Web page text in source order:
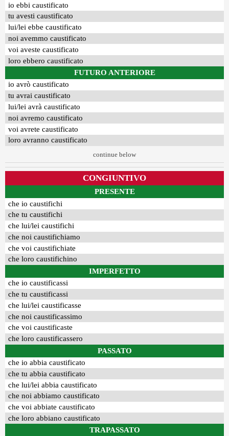
io ebbi caustificato
tu avesti caustificato
lui/lei ebbe caustificato
noi avemmo caustificato
voi aveste caustificato
loro ebbero caustificato
FUTURO ANTERIORE
io avrò caustificato
tu avrai caustificato
lui/lei avrà caustificato
noi avremo caustificato
voi avrete caustificato
loro avranno caustificato
continue below
CONGIUNTIVO
PRESENTE
che io caustifichi
che tu caustifichi
che lui/lei caustifichi
che noi caustifichiamo
che voi caustifichiate
che loro caustifichino
IMPERFETTO
che io caustificassi
che tu caustificassi
che lui/lei caustificasse
che noi caustificassimo
che voi caustificaste
che loro caustificassero
PASSATO
che io abbia caustificato
che tu abbia caustificato
che lui/lei abbia caustificato
che noi abbiamo caustificato
che voi abbiate caustificato
che loro abbiano caustificato
TRAPASSATO